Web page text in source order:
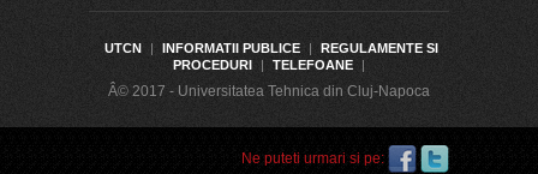
UTCN | INFORMATII PUBLICE |
REGULAMENTE SI
PROCEDURI
| TELEFOANE |
Â© 2017 - Universitatea Tehnica din Cluj-Napoca
Ne puteti urmari si pe: